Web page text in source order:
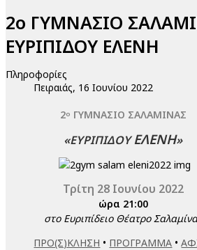
2ο ΓΥΜΝΑΣΙΟ
ΕΥΡΙΠΙΔΟΥ ΕΛΕΝΗ
Πληροφορίες
Πειραιάς, 16 Ιουνίου 2022
2ο ΓΥΜΝΑΣΙΟ ΣΑΛΑΜΙΝΑΣ
«ΕΥΡΙΠΙΔΟΥΕΛΕΝΗ»
Τρίτη 28 Ιουνίου 2022
ώρα 21:00
στο Ευριπίδειο Θέατρο
ΠΡΟ(Σ)ΚΛΗΣΗ • ΠΡΟΓΡΑΜΜΑ •